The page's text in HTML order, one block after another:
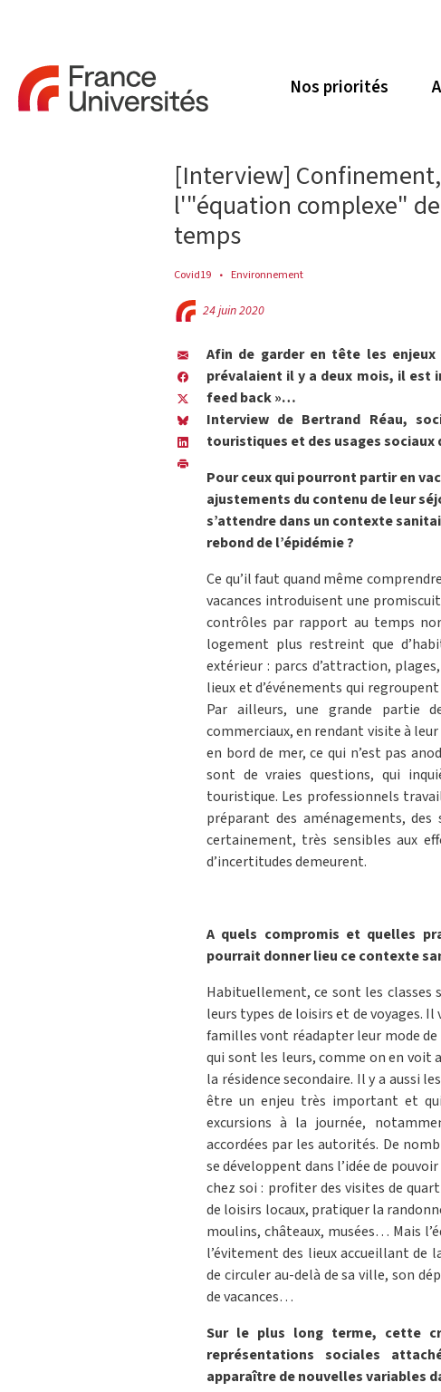
Nos priorités
[Interview]
l'"équation complexe"
temps
Covid19 Environnement
24 juin 2020
Afin de garder en tête les
prévalaient il y a deux mois, il est
feed back »…
Interview de Bertrand Réau,
touristiques et des usages sociaux
Pour ceux qui pourront partir en
ajustements du contenu de leur
s’attendre dans un contexte
rebond de l’épidémie ?
Ce qu’il faut quand même
vacances introduisent une
contrôles par rapport au temps
logement plus restreint que
extérieur : parcs d’attraction,
lieux et d’événements qui
Par ailleurs, une grande partie
commerciaux, en rendant visite à
en bord de mer, ce qui n’est pas
sont de vraies questions, qui
touristique. Les professionnels
préparant des aménagements,
certainement, très sensibles aux
d’incertitudes demeurent.
A quels compromis et quelles
pourrait donner lieu ce contexte
Habituellement, ce sont les
leurs types de loisirs et de voyages.
familles vont réadapter leur mode
qui sont les leurs, comme on en voit
la résidence secondaire. Il y a aussi
être un enjeu très important et
excursions à la journée,
accordées par les autorités. De
se développent dans l’idée de
chez soi : profiter des visites de
de loisirs locaux, pratiquer la
moulins, châteaux, musées… Mais
l’évitement des lieux accueillant de
de circuler au-delà de sa ville, son
de vacances…
Sur le plus long terme, cette
représentations sociales
apparaître de nouvelles variables